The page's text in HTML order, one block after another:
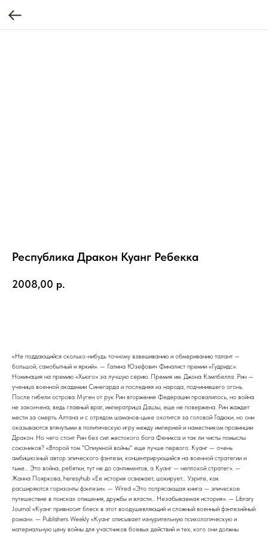
Республика Дракон Куанг Ребекка
2008,00 р.
«Не поддающийся сколько-нибудь точному взвешиванию и обмериванию талант —
большой, самобытный и яркий». — Галина Юзефович Финалист премии «Гудридс».
Номинация на премию «Хьюго» за лучшую серию. Премия им. Джона Кэмпбелла. Рин —
ученица военной академии Синегарда и последняя из народа, подчинившего огонь.
После гибели острова Муген от рук Рин вторжение Федерации провалилось, но война
не закончена, ведь главный враг, императрица Дацзы, еще не повержена. Рин жаждет
мести за смерть Алтана и с отрядом шаманов-цыке охотится за головой Гадюки, но они
оказываются втянутыми в политическую игру между империей и наместником провинции
Дракон. Но чего стоит Рин без сил жестокого бога Феникса и так ли чисты помыслы
союзников? «Второй том "Опиумной войны" еще лучше первого. Куанг — очень
амбициозный автор эпического фэнтези, концентрирующийся на военной стратегии и
тьме… Это война, ребятки, тут не до сантиментов, а Куанг — неплохой стратег». —
Жанна Пояркова, heresyhub «Ее история освежает, шокирует... Узрите, как
расширяются горизонты фэнтези». — Wired «Это потрясающая книга — эпическое
путешествие в поисках отмщения, дружбы и власти… Незабываемая история». — Library
Journal «Куанг привносит блеск в этот воодушевляющий и сложный военный фэнтезийный
роман». — Publishers Weekly «Куанг описывает изнурительную психологическую и
материальную цену войны для участников боевых действий и тех, кого они должны